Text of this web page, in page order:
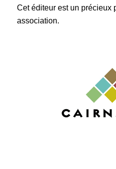
Cet éditeur est un précieux
association.